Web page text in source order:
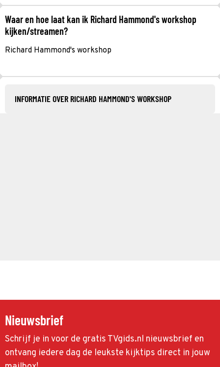
Waar en hoe laat kan ik Richard Hammond's workshop
kijken/streamen?
Richard Hammond's workshop
INFORMATIE OVER RICHARD HAMMOND'S WORKSHOP
Nieuwsbrief
Schrijf je in voor de gratis TVgids.nl nieuwsbrief en
ontvang iedere dag de leukste kijktips direct in jouw